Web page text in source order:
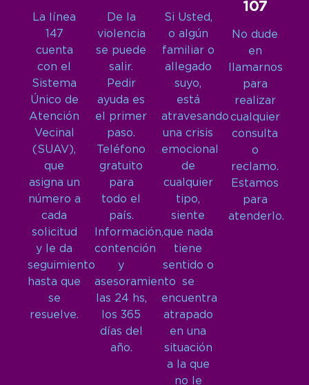
La línea
147
cuenta
con el
Sistema
Único de
Atención
Vecinal
(SUAV),
que
asigna un
número a
cada
solicitud
y le da
seguimiento
hasta que
se
resuelve.
De la
violencia
se puede
salir.
Pedir
ayuda es
el primer
paso.
Teléfono
gratuito
para
todo el
país.
Información,
contención
y
asesoramiento
las 24 hs,
los 365
días del
año.
Si Usted,
o algún
familiar o
allegado
suyo,
está
atravesando
una crisis
emocional
de
cualquier
tipo,
siente
que nada
tiene
sentido o
se
encuentra
atrapado
en una
situación
a la que
no le
107
No dude
en
llamarnos
para
realizar
cualquier
consulta
o
reclamo.
Estamos
para
atenderlo.